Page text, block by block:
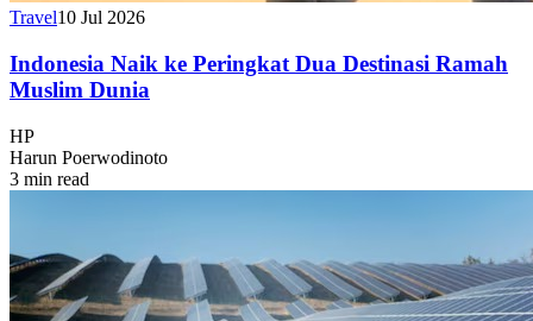
Travel10 Jul 2026
Indonesia Naik ke Peringkat Dua Destinasi Ramah
Muslim Dunia
HP
Harun Poerwodinoto
3 min read